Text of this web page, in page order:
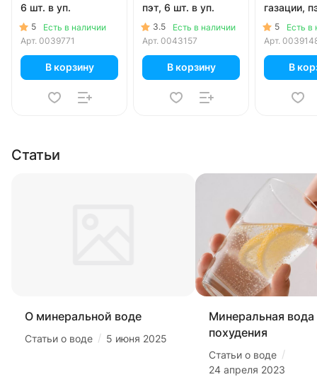
6 шт. в уп.
5
Есть в наличии
Арт. 0039771
В корзину
пэт, 6 шт. в уп.
3.5
Есть в наличии
Арт. 0043157
В корзину
газации,
в уп.
5
Есть в
Арт.
В
Статьи
О минеральной воде
Статьи о воде / 5 июня 2025
Минеральная вода
похудения
Статьи о воде /
24 апреля 2023